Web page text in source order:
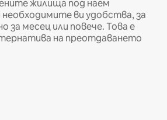
жилища под наем
необходимите ви удобства, за
за месец или повече. Това е
на преотдаването